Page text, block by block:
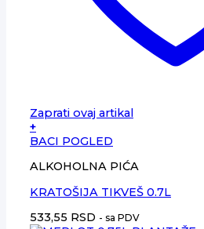
Zaprati ovaj artikal
+
BACI POGLED
ALKOHOLNA PIĆA
KRATOŠIJA TIKVEŠ 0.7L
533,55 RSD - sa PDV